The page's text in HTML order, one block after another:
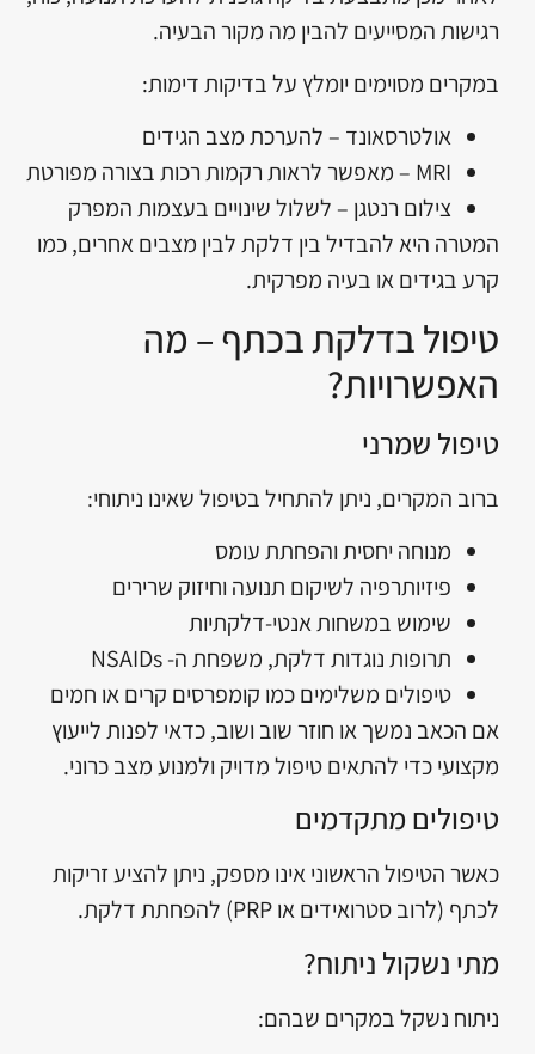
רגישות המסייעים להבין מה מקור הבעיה.
במקרים מסוימים יומלץ על בדיקות דימות:
אולטרסאונד – להערכת מצב הגידים
MRI – מאפשר לראות רקמות רכות בצורה מפורטת
צילום רנטגן – לשלול שינויים בעצמות המפרק
המטרה היא להבדיל בין דלקת לבין מצבים אחרים, כמו
קרע בגידים או בעיה מפרקית.
טיפול בדלקת בכתף – מה
האפשרויות?
טיפול שמרני
ברוב המקרים, ניתן להתחיל בטיפול שאינו ניתוחי:
מנוחה יחסית והפחתת עומס
פיזיותרפיה לשיקום תנועה וחיזוק שרירים
שימוש במשחות אנטי-דלקתיות
תרופות נוגדות דלקת, משפחת ה- NSAIDs
טיפולים משלימים כמו קומפרסים קרים או חמים
אם הכאב נמשך או חוזר שוב ושוב, כדאי לפנות לייעוץ
מקצועי כדי להתאים טיפול מדויק ולמנוע מצב כרוני.
טיפולים מתקדמים
כאשר הטיפול הראשוני אינו מספק, ניתן להציע זריקות
לכתף (לרוב סטרואידים או PRP) להפחתת דלקת.
מתי נשקול ניתוח?
ניתוח נשקל במקרים שבהם: